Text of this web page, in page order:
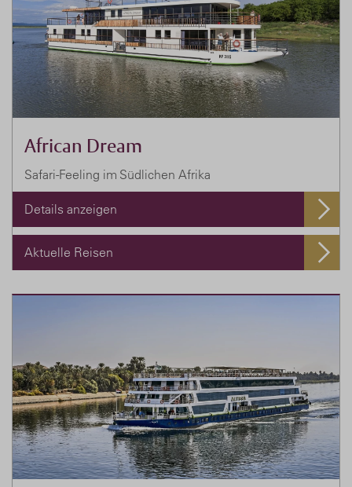
African Dream
Safari-Feeling im Südlichen Afrika
Details anzeigen
Aktuelle Reisen